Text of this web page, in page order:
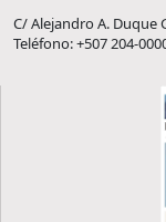
C/ Alejandro A. Duque
Teléfono: +507 204-